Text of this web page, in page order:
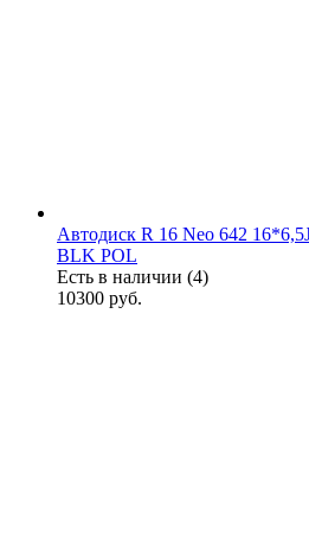
Автодиск R 16 Neo 642
BLK POL
Есть в наличии (4)
10300 руб.